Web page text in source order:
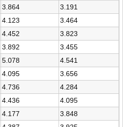
3.864
3.191
4.123
3.464
4.452
3.823
3.892
3.455
5.078
4.541
4.095
3.656
4.736
4.284
4.436
4.095
4.177
3.848